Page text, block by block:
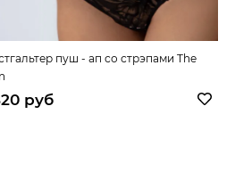
пуш - ап со стрэпами The
руб